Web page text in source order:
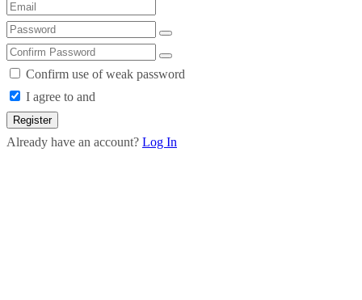
Confirm use of weak password
I agree to and
Register
Already have an account? Log In